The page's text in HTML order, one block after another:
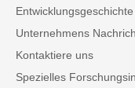
Entwicklungsgeschichte
Unternehmens
Kontaktiere uns
Spezielles